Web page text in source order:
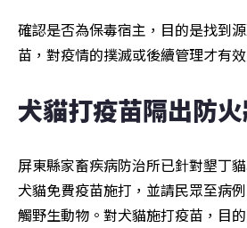
確認是否為保毒宿主，目的是找到
苗，對疫情的撲滅或後續管理才有效
犬貓打疫苗隔出防
屏東縣家畜疾病防治所已針對墾丁
犬貓免費疫苗施打，並請民眾至病
觸野生動物。對犬貓施打疫苗，目